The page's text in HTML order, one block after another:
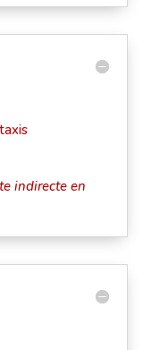
indirecte en